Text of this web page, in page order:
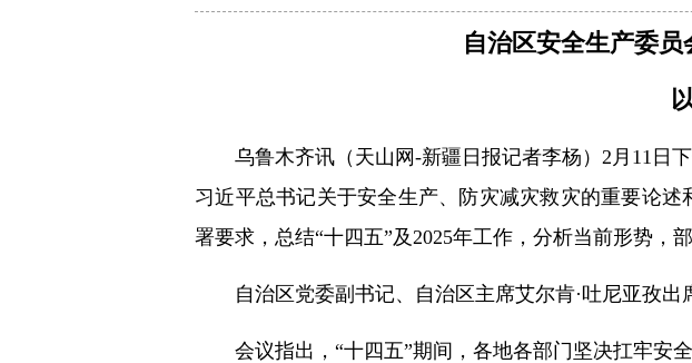
自治区安全生产委
乌鲁木齐讯（天山网-新疆日报记者李杨）2月11日
习近平总书记关于安全生产、防灾减灾救灾的重要论
署要求，总结“十四五”及2025年工作，分析当前形势，
自治区党委副书记、自治区主席艾尔肯·吐尼亚孜出
会议指出，“十四五”期间，各地各部门坚决扛牢安